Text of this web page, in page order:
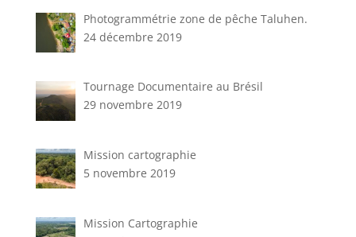
Photogrammétrie zone de pêche Taluhen.
24 décembre 2019
Tournage Documentaire au Brésil
29 novembre 2019
Mission cartographie
5 novembre 2019
Mission Cartographie